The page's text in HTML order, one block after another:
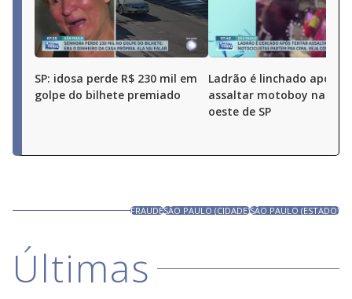
SP: idosa perde R$ 230 mil em
golpe do bilhete premiado
Ladrão é linchado após
assaltar motoboy na
oeste de SP
FRAUDESÃO PAULO (CIDADE)SÃO PAULO (ESTADO)
Últimas